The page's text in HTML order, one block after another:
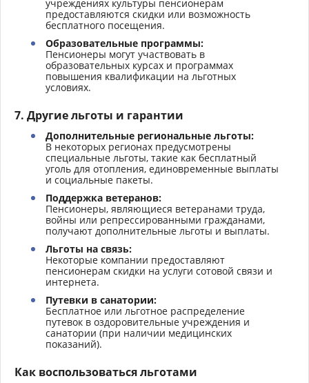
учреждениях культуры пенсионерам
предоставляются скидки или возможность
бесплатного посещения.
Образовательные программы:
Пенсионеры могут участвовать в
образовательных курсах и программах
повышения квалификации на льготных
условиях.
7. Другие льготы и гарантии
Дополнительные региональные льготы:
В некоторых регионах предусмотрены
специальные льготы, такие как бесплатный
уголь для отопления, единовременные выплаты
и социальные пакеты.
Поддержка ветеранов:
Пенсионеры, являющиеся ветеранами труда,
войны или репрессированными гражданами,
получают дополнительные льготы и выплаты.
Льготы на связь:
Некоторые компании предоставляют
пенсионерам скидки на услуги сотовой связи и
интернета.
Путевки в санатории:
Бесплатное или льготное распределение
путевок в оздоровительные учреждения и
санатории (при наличии медицинских
показаний).
Как воспользоваться льготами